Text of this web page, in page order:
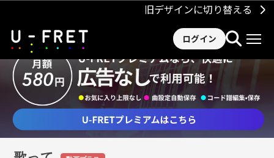
旧デザインに切り替える
ログイン